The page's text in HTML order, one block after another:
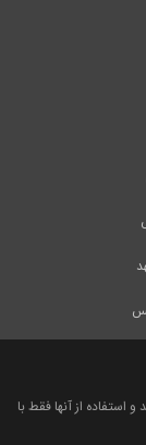
از آنها فقط با